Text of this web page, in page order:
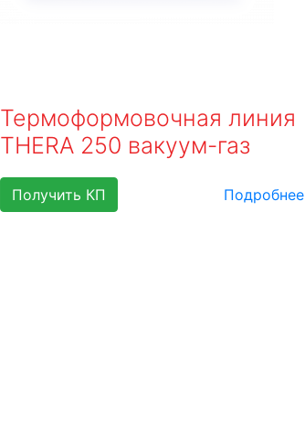
Термоформовочная линия
THERA 250 вакуум-газ
Получить КП Подробнее